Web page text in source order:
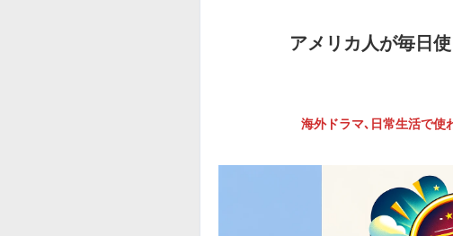
アメリカ人が毎日
海外ドラマ､日常生活で使